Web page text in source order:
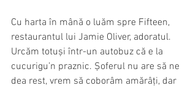
Cu harta în mână o luăm spre Fifteen,
restaurantul lui Jamie Oliver, adoratul.
Urcăm totuși într-un autobuz că e la
cucurigu’n praznic. Șoferul nu are să ne
dea rest, vrem să coborâm amărâți, dar